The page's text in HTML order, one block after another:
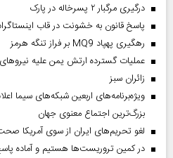
درگیری مرگبار ۲ پسرخاله در پارک
پاسخ قانون به خشونت در قاب
رهگیری پهپاد MQ9 بر فراز تنگه هرمز
عملیات گسترده ارتش یمن علیه
‌زائران سبز
ویژه‌برنامه‌های اربعین شبکه‌های سیما
بزرگ‌ترین اجتماع معنوی جهان
لغو تحریم‌های ایران از سوی آمریکا
در کمین تروریست‌ها هستیم و آماده